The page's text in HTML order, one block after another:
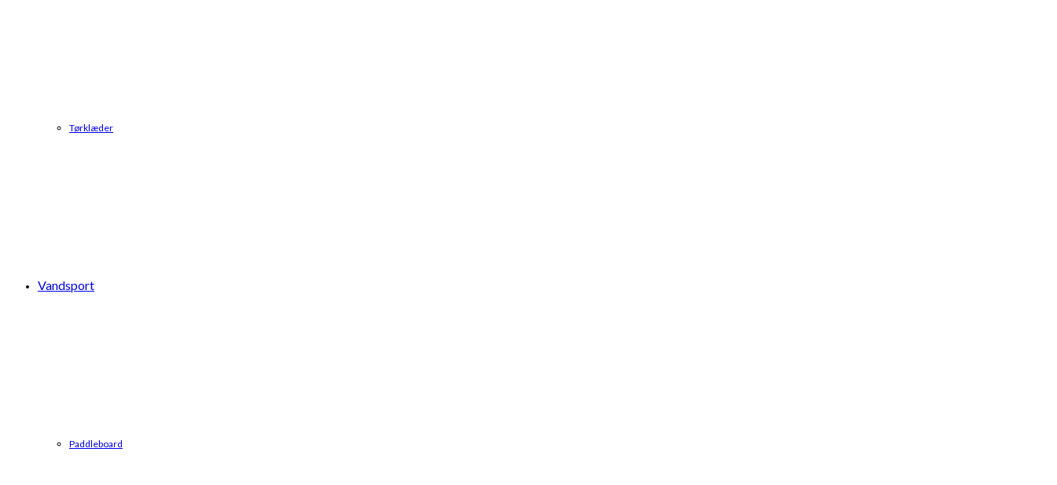
Tørklæder
Vandsport
Paddleboard